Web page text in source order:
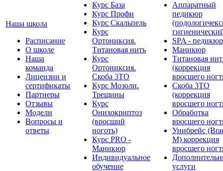
Наша школа
Расписание
О школе
Наша
команда
Лицензии и
сертификаты
Партнеры
Отзывы
Модели
Вопросы и
ответы
Курс База
Курс Профи
Курс Скальпель
Курс
Ортониксия.
Титановая нить
Курс
Ортониксия.
Скоба 3ТО
Курс Мозоли.
Трещины
Курс
Онихокриптоз
(вросший
ноготь)
Курс PRO -
Маникюр
Индивидуальное
обучение
Аппаратный
педикюр
SPA - педикюр
Маникюр
Титановая
(коррекция
вросшего
Скоба 3ТО
(коррекция
вросшего
Обработка
вросшего
Унибрейс
M) коррекция
вросшего
услуги